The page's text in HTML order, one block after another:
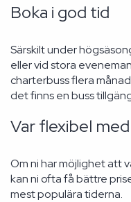
Boka i god tid
Särskilt under
eller vid stora
charterbuss flera
det finns en buss
Var flexibel
Om ni har möjlighet att
kan ni ofta få bättre
mest populära tiderna.